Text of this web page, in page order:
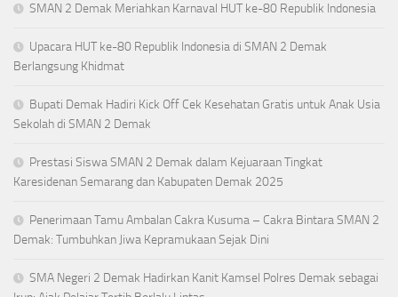
SMAN 2 Demak Meriahkan Karnaval HUT ke-80 Republik Indonesia
Upacara HUT ke-80 Republik Indonesia di SMAN 2 Demak
Berlangsung Khidmat
Bupati Demak Hadiri Kick Off Cek Kesehatan Gratis untuk Anak Usia
Sekolah di SMAN 2 Demak
Prestasi Siswa SMAN 2 Demak dalam Kejuaraan Tingkat
Karesidenan Semarang dan Kabupaten Demak 2025
Penerimaan Tamu Ambalan Cakra Kusuma – Cakra Bintara SMAN 2
Demak: Tumbuhkan Jiwa Kepramukaan Sejak Dini
SMA Negeri 2 Demak Hadirkan Kanit Kamsel Polres Demak sebagai